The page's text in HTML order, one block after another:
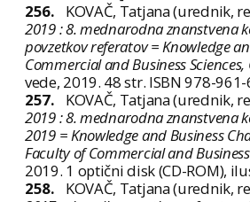
256.
KOVAČ, Tatjana (urednik,
2019 : 8. mednarodna znanstvena
povzetkov referatov = Knowledge
Commercial and Business
vede, 2019. 48 str. ISBN 978-
257.
KOVAČ, Tatjana (urednik,
2019 : 8. mednarodna znanstvena
2019 = Knowledge and Business
Faculty of Commercial and
2019. 1 optični disk (CD-ROM),
258.
KOVAČ, Tatjana (urednik,